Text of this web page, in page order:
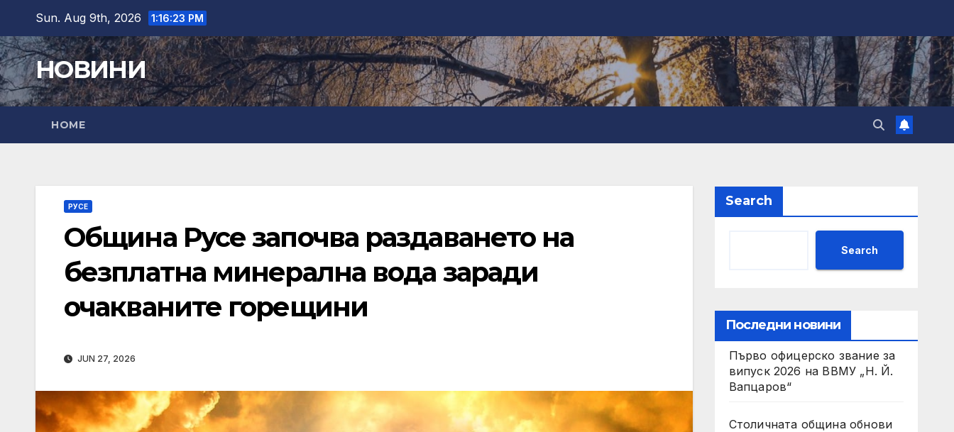
content
Sun. Aug 9th, 2026 1:16:25 PM
НОВИНИ
HOME
РУСЕ
Община Русе започва раздаването на
безплатна минерална вода заради
очакваните горещини
JUN 27, 2026
Search
Search
Последни новини
Първо офицерско звание за
випуск 2026 на ВВМУ „Н. Й.
Вапцаров“
Столичната община обнови